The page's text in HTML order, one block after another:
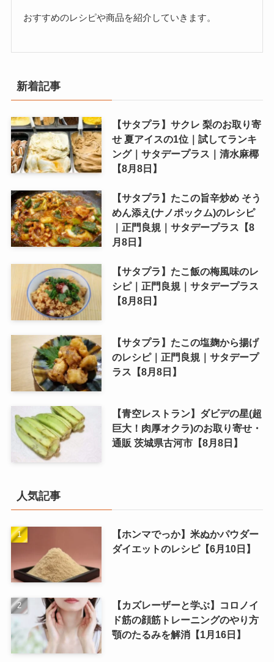
おすすめのレシピや商品を紹介していきます。
新着記事
【サタプラ】サクレ 梨のお取り寄
せ 夏アイスの1位｜試してランキ
ング｜サタデープラス｜清水麻椰
【8月8日】
【サタプラ】たこの旨辛炒め そう
めん添え(ナノポックム)のレシピ
｜正門良規｜サタデープラス【8
月8日】
【サタプラ】たこ飯の梅風味のレ
シピ｜正門良規｜サタデープラス
【8月8日】
【サタプラ】たこの塩麹から揚げ
のレシピ｜正門良規｜サタデープ
ラス【8月8日】
【青空レストラン】ダビデの星(超
巨大！肉厚オクラ)のお取り寄せ・
通販 茨城県古河市【8月8日】
人気記事
【ホンマでっか】米ぬかパウダー
ダイエットのレシピ【6月10日】
【カズレーザーと学ぶ】コロノイ
ド筋の顔筋トレーニングのやり方
顎のたるみを解消【1月16日】